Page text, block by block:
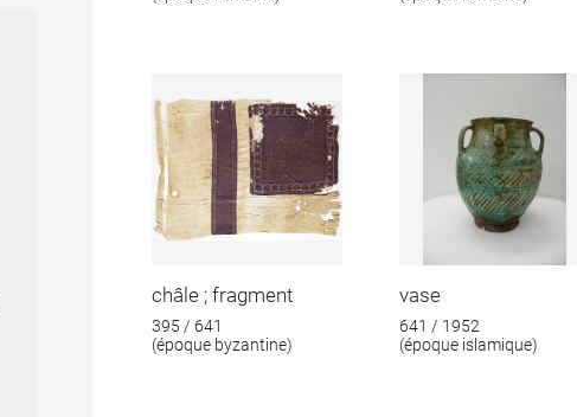
châle ; fragment
395 / 641
(époque byzantine)
vase
641 / 1952
(époque islamique)